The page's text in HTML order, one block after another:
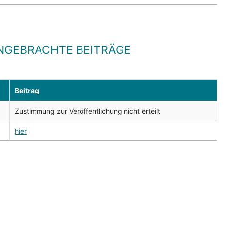
BEITRÄGE
Beitrag
Zustimmung zur Veröffentlichung nicht erteilt
hier